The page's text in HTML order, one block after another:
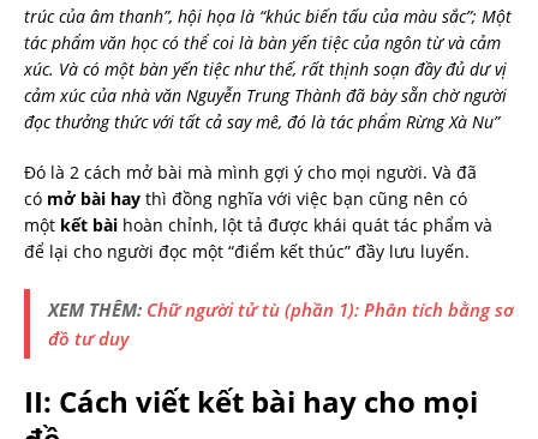
trúc của âm thanh”, hội họa là “khúc biến tấu của màu sắc”; Một
tác phẩm văn học có thể coi là bàn yến tiệc của ngôn từ và cảm
xúc. Và có một bàn yến tiệc như thế, rất thịnh soạn đầy đủ dư vị
cảm xúc của nhà văn Nguyễn Trung Thành đã bày sẵn chờ người
đọc thưởng thức với tất cả say mê, đó là tác phẩm Rừng Xà Nu”
Đó là 2 cách mở bài mà mình gợi ý cho mọi người. Và đã
có mở bài hay thì đồng nghĩa với việc bạn cũng nên có
một kết bài hoàn chỉnh, lột tả được khái quát tác phẩm và
để lại cho người đọc một “điểm kết thúc” đầy lưu luyến.
XEM THÊM: Chữ người tử tù (phần 1): Phân tích bằng sơ
đồ tư duy
II: Cách viết kết bài hay cho mọi